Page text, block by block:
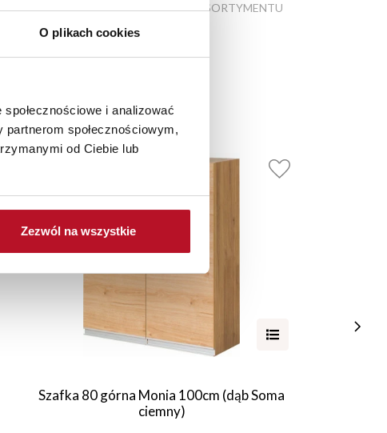
O plikach cookies
i analizować
społecznościowym,
od Ciebie lub
Zezwól na wszystkie
PRODUKTÓW
ASORTYMENTU
Szafka 80 górna Monia 100cm (dąb Soma
ciemny)